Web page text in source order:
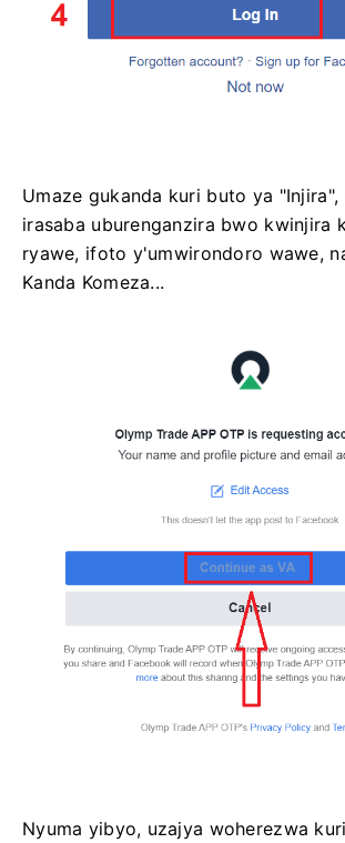
Umaze gukanda kuri buto ya
irasaba uburenganzira bwo kwinjira
ryawe, ifoto y'umwirondoro wawe,
Kanda Komeza...
Nyuma yibyo, uzajya woherezwa